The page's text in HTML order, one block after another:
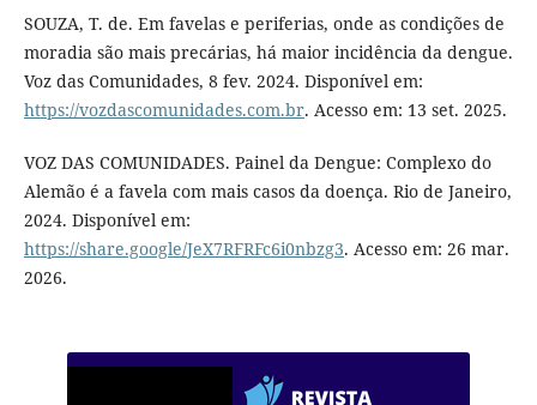
SOUZA, T. de. Em favelas e periferias, onde as condições de
moradia são mais precárias, há maior incidência da dengue.
Voz das Comunidades, 8 fev. 2024. Disponível em:
https://vozdascomunidades.com.br. Acesso em: 13 set. 2025.
VOZ DAS COMUNIDADES. Painel da Dengue: Complexo do
Alemão é a favela com mais casos da doença. Rio de Janeiro,
2024. Disponível em:
https://share.google/JeX7RFRFc6i0nbzg3. Acesso em: 26 mar.
2026.